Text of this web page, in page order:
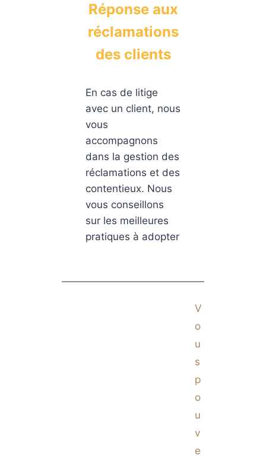
Réponse aux
réclamations
des clients
En cas de litige
avec un client, nous
vous
accompagnons
dans la gestion des
réclamations et des
contentieux. Nous
vous conseillons
sur les meilleures
pratiques à adopter
V
o
u
s
p
o
u
v
e